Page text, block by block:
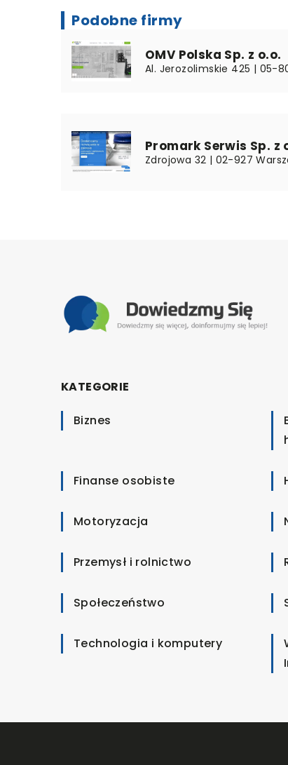
Podobne firmy
OMV Polska Sp. z o.o.
Al. Jerozolimskie 425 | 05-
Promark Serwis Sp. z
Zdrojowa 32 | 02-927
KATEGORIE
Biznes
Finanse osobiste
Motoryzacja
Przemysł i rolnictwo
Społeczeństwo
Technologia i komputery